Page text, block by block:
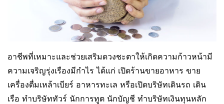
อาชีพที่เหมาะและช่วยเสริมดวงชะตาให้เกิดความก้าวหน้ามี
ความเจริญรุ่งเรืองมีกำไร ได้แก่ เปิดร้านขายอาหาร ขาย
เครื่องดื่มเหล้าเบียร์ อาหารทะเล หรือเปิดบริษัทเดินรถ เดิน
เรือ ทำบริษัททัวร์ นักการทูต นักบัญชี ทำบริษัทเงินทุนหลัก